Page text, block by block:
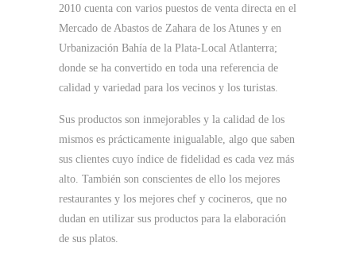
2010 cuenta con varios puestos de venta directa en el
Mercado de Abastos de Zahara de los Atunes y en
Urbanización Bahía de la Plata-Local Atlanterra;
donde se ha convertido en toda una referencia de
calidad y variedad para los vecinos y los turistas.
Sus productos son inmejorables y la calidad de los
mismos es prácticamente inigualable, algo que saben
sus clientes cuyo índice de fidelidad es cada vez más
alto. También son conscientes de ello los mejores
restaurantes y los mejores chef y cocineros, que no
dudan en utilizar sus productos para la elaboración
de sus platos.